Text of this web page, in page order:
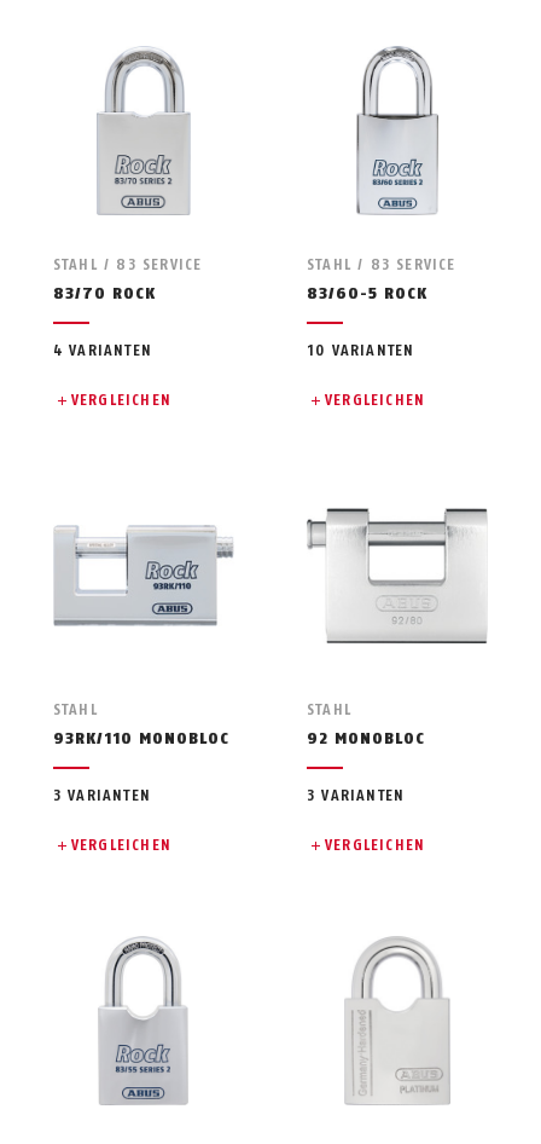
STAHL / 83 SERVICE
83/70 ROCK
4 VARIANTEN
VERGLEICHEN
STAHL / 83 SERVICE
83/60-5 ROCK
10 VARIANTEN
VERGLEICHEN
STAHL
93RK/110 MONOBLOC
3 VARIANTEN
VERGLEICHEN
STAHL
92 MONOBLOC
3 VARIANTEN
VERGLEICHEN